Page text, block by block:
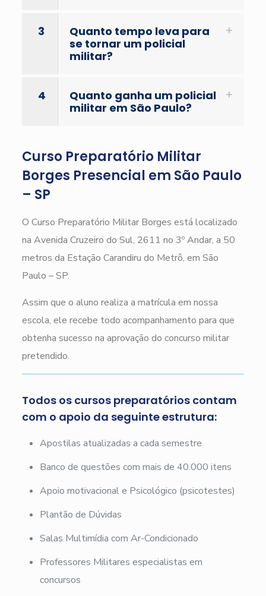
3
Quanto tempo leva para
se tornar um policial
militar?
4
Quanto ganha um policial
militar em São Paulo?
Curso Preparatório Militar
Borges Presencial em São Paulo
– SP
O Curso Preparatório Militar Borges está localizado
na Avenida Cruzeiro do Sul, 2611 no 3º Andar, a 50
metros da Estação Carandiru do Metrô, em São
Paulo – SP.
Assim que o aluno realiza a matrícula em nossa
escola, ele recebe todo acompanhamento para que
obtenha sucesso na aprovação do concurso militar
pretendido.
Todos os cursos preparatórios contam
com o apoio da seguinte estrutura:
Apostilas atualizadas a cada semestre
Banco de questões com mais de 40.000 itens
Apoio motivacional e Psicológico (psicotestes)
Plantão de Dúvidas
Salas Multimídia com Ar-Condicionado
Professores Militares especialistas em
concursos